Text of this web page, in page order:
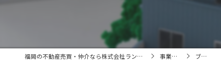
福岡の不動産売買・仲介なら株式会社ランドマーク 事業内容 ブログ